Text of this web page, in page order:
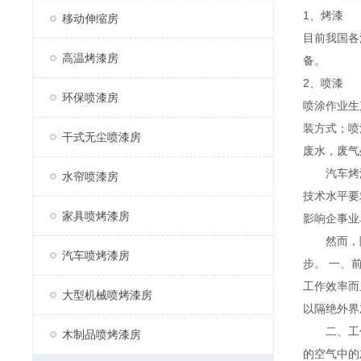
移动伸缩房
高温烤漆房
环保喷漆房
干式无尘喷漆房
水帘喷漆房
家具喷烤漆房
汽车喷烤漆房
大型机械喷烤漆房
木制品喷烤漆房
1、烤漆
目前我国
备。
2、喷漆
喷涂作业
装方式；
废水，废
汽车烤漆
技术水平
影响企事
然而，随
步。 一、
工作效率
以隔绝外
二、工作
的空气中